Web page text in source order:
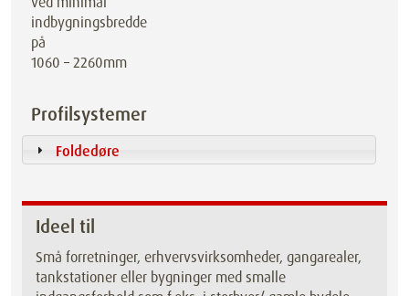
indbygningsbredde
på
1060 – 2260mm
Profilsystemer
Foldedøre
Ideel til
Små forretninger, erhvervsvirksomheder, gangarealer,
tankstationer eller bygninger med smalle